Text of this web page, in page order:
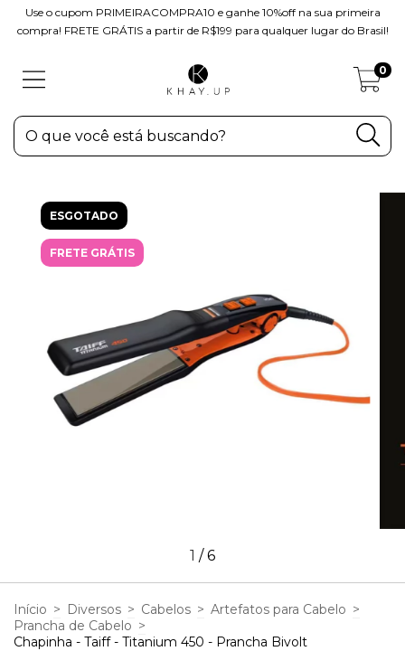
Use o cupom PRIMEIRACOMPRA10 e ganhe 10%off na sua primeira
compra! FRETE GRÁTIS a partir de R$199 para qualquer lugar do Brasil!
0
ESGOTADO
FRETE GRÁTIS
1 /6
Início > Diversos > Cabelos > Artefatos para Cabelo >
Prancha de Cabelo >
Chapinha - Taiff - Titanium 450 - Prancha Bivolt